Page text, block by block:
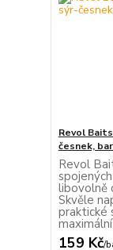
Revol
česnek,
Revol
libovolně
Skvěle
praktické
159 Kč/